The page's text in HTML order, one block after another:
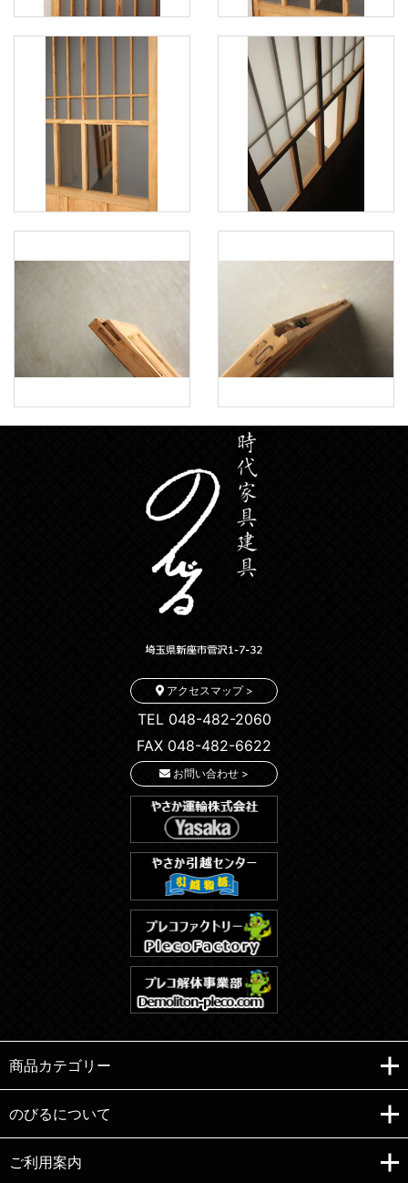
アクセスマップ >
TEL 048-482-2060
FAX 048-482-6622
お問い合わせ >
商品カテゴリー
のびるについて
ご利用案内